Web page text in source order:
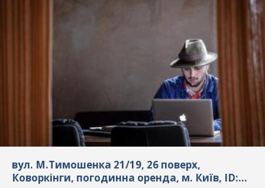
вул. М.Тимошенка 21/19, 26 поверх,
Коворкінги, погодинна оренда, м. Київ, ID: